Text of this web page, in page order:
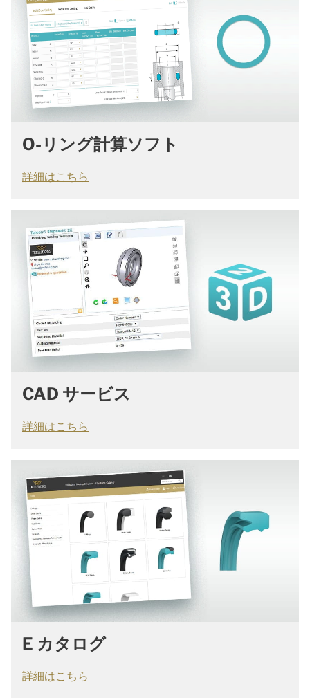
O-リング計算ソフト
詳細はこちら
CAD サービス
詳細はこちら
E カタログ
詳細はこちら